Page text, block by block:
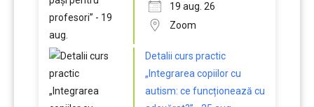
19 aug. 26
Zoom
Detalii curs practic
„Integrarea copiilor cu
autism: ce funcționează cu